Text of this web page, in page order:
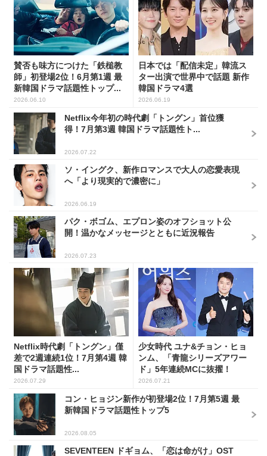
賛否も味方につけた「鉄槌教
師」初登場2位！6月第1週 最
新韓国ドラマ話題性トップ...
2026.06.10
日本では「配信未定」韓流ス
ター出演で世界中で話題 新作
韓国ドラマ4選
2026.06.19
Netflix今年初の時代劇「トングン」首位獲
得！7月第3週 韓国ドラマ話題性ト...
2026.07.22
ソ・イングク、新作ロマンスで大人の恋愛表現
へ「より現実的で濃密に」
2026.06.19
パク・ボゴム、エプロン姿のオフショット公
開！温かなメッセージとともに近況報告
2026.07.23
Netflix時代劇「トングン」僅
差で2週連続1位！7月第4週 韓
国ドラマ話題性...
2026.07.29
少女時代 ユナ&チョン・ヒョ
ンム、「青龍シリーズアワー
ド」5年連続MCに抜擢！
2026.07.21
コン・ヒョジン新作が初登場2位！7月第5週 最
新韓国ドラマ話題性トップ5
2026.08.05
SEVENTEEN ドギョム、「恋は命がけ」OST